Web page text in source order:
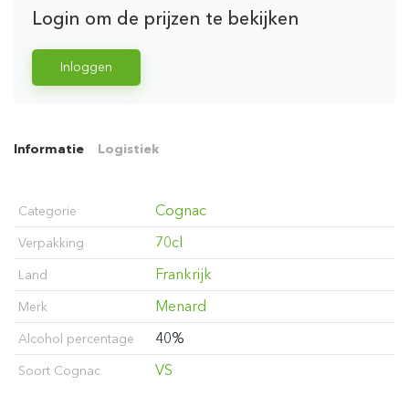
Login om de prijzen te bekijken
Inloggen
Informatie Logistiek
Categorie Cognac
Verpakking 70cl
Land Frankrijk
Merk Menard
Alcohol percentage 40%
Soort Cognac VS